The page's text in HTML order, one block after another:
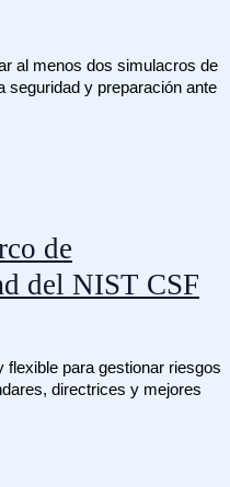
al menos dos simulacros de
seguridad y preparación ante
de
del NIST CSF
flexible para gestionar riesgos
directrices y mejores